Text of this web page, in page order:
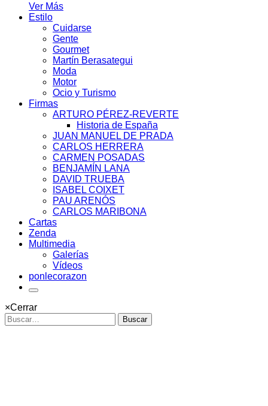
Ver Más
Estilo
Cuidarse
Gente
Gourmet
Martín Berasategui
Moda
Motor
Ocio y Turismo
Firmas
ARTURO PÉREZ-REVERTE
Historia de España
JUAN MANUEL DE PRADA
CARLOS HERRERA
CARMEN POSADAS
BENJAMÍN LANA
DAVID TRUEBA
ISABEL COIXET
PAU ARENÓS
CARLOS MARIBONA
Cartas
Zenda
Multimedia
Galerías
Vídeos
ponlecorazon
×Cerrar
Buscar